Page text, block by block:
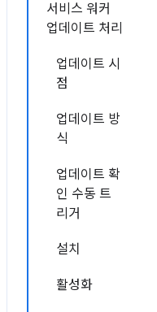
서비스 워커
업데이트 처리
업데이트 시
점
업데이트 방
식
업데이트 확
인 수동 트
리거
설치
활성화